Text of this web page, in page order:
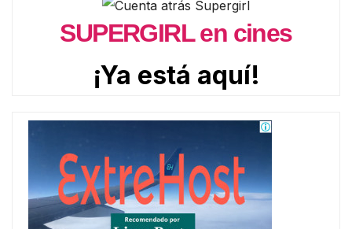
SUPERGIRL en cines
¡Ya está aquí!